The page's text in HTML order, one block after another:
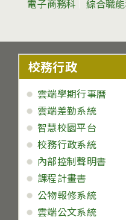
電子商務科 綜合職
校務行政
雲端學期行事曆
雲端差勤系統
智慧校園平台
校務行政系統
內部控制聲明書
課程計畫書
公物報修系統
雲端公文系統